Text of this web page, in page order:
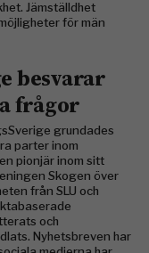
Jämställdhet
för män
besvarar
frågor
grundades
parter inom
pionjär inom sitt
Skogen över
från SLU och
och
Nyhetsbreven har